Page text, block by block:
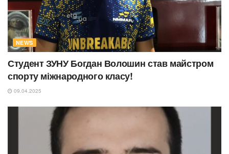
NEWS
Студент ЗУНУ Богдан Волошин став майстром
спорту міжнародного класу!
09.04.2025